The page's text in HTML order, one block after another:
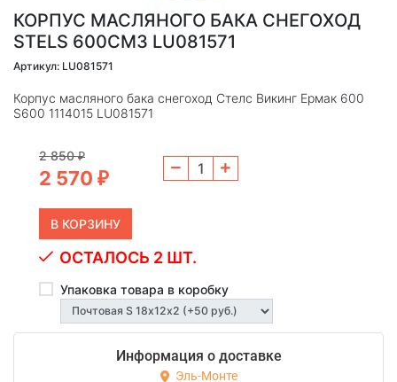
КОРПУС МАСЛЯНОГО БАКА СНЕГОХОД
STELS 600СМ3 LU081571
Артикул: LU081571
Корпус масляного бака снегоход Стелс Викинг Ермак 600
S600 1114015 LU081571
2 850₽
2 570 ₽
ОСТАЛОСЬ 2 ШТ.
Упаковка товара в коробку
Информация о доставке
Эль-Монте